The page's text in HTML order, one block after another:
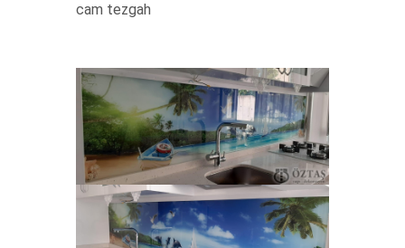
cam tezgah